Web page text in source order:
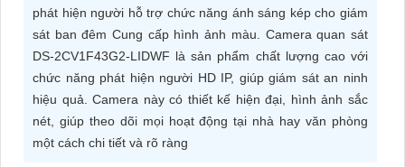
DỊCH
VỤ
phát hiện người hỗ trợ chức năng ánh sáng kép cho giám
sát ban đêm Cung cấp hình ảnh màu. Camera quan sát
DS-2CV1F43G2-LIDWF là sản phẩm chất lượng cao với
chức năng phát hiện người HD IP, giúp giám sát an ninh
hiệu quả. Camera này có thiết kế hiện đại, hình ảnh sắc
nét, giúp theo dõi mọi hoạt động tại nhà hay văn phòng
một cách chi tiết và rõ ràng